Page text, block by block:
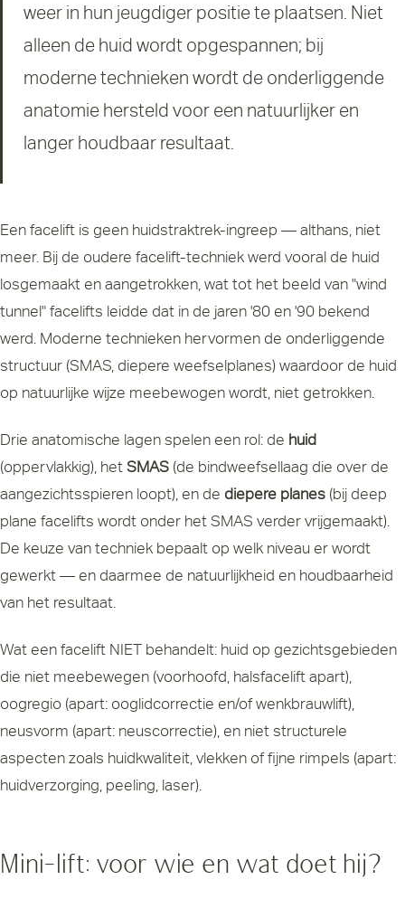
weer in hun jeugdiger positie te plaatsen. Niet
alleen de huid wordt opgespannen; bij
moderne technieken wordt de onderliggende
anatomie hersteld voor een natuurlijker en
langer houdbaar resultaat.
Een facelift is geen huidstraktrek-ingreep — althans, niet
meer. Bij de oudere facelift-techniek werd vooral de huid
losgemaakt en aangetrokken, wat tot het beeld van "wind
tunnel" facelifts leidde dat in de jaren '80 en '90 bekend
werd. Moderne technieken hervormen de onderliggende
structuur (SMAS, diepere weefselplanes) waardoor de huid
op natuurlijke wijze meebewogen wordt, niet getrokken.
Drie anatomische lagen spelen een rol: de huid
(oppervlakkig), het SMAS (de bindweefsellaag die over de
aangezichtsspieren loopt), en de diepere planes (bij deep
plane facelifts wordt onder het SMAS verder vrijgemaakt).
De keuze van techniek bepaalt op welk niveau er wordt
gewerkt — en daarmee de natuurlijkheid en houdbaarheid
van het resultaat.
Wat een facelift NIET behandelt: huid op gezichtsgebieden
die niet meebewegen (voorhoofd, halsfacelift apart),
oogregio (apart: ooglidcorrectie en/of wenkbrauwlift),
neusvorm (apart: neuscorrectie), en niet structurele
aspecten zoals huidkwaliteit, vlekken of fijne rimpels (apart:
huidverzorging, peeling, laser).
Mini-lift: voor wie en wat doet hij?